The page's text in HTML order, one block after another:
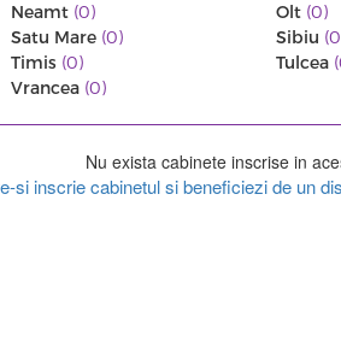
Neamt (0) Olt (0)
Satu Mare (0) Sibiu
Timis (0) Tulcea
Vrancea (0)
Nu exista cabinete inscrise in
si inscrie cabinetul si beneficiezi de un